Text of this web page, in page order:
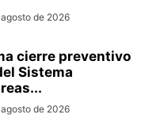
de 2026
cierre preventivo
Sistema
de 2026